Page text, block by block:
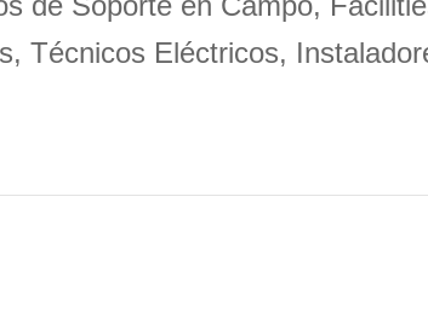
Técnicos Eléctricos,